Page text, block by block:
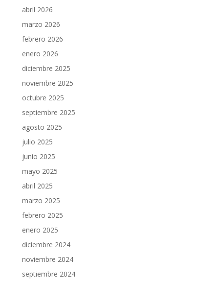
abril 2026
marzo 2026
febrero 2026
enero 2026
diciembre 2025
noviembre 2025
octubre 2025
septiembre 2025
agosto 2025
julio 2025
junio 2025
mayo 2025
abril 2025
marzo 2025
febrero 2025
enero 2025
diciembre 2024
noviembre 2024
septiembre 2024